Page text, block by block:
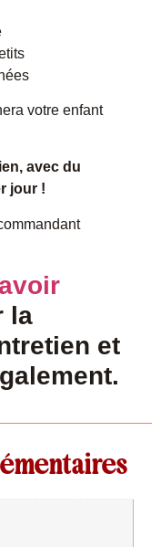
votre enfant
avec du
jour !
la
et